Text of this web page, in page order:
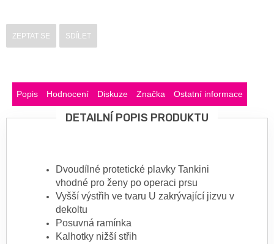
ZEPTAT SE SDÍLET
Popis Hodnocení Diskuze Značka Ostatní informace
DETAILNÍ POPIS PRODUKTU
Dvoudílné protetické plavky Tankini
vhodné pro ženy po operaci prsu
Vyšší výstřih ve tvaru U zakrývající jizvu v
dekoltu
Posuvná ramínka
Kalhotky nižší střih